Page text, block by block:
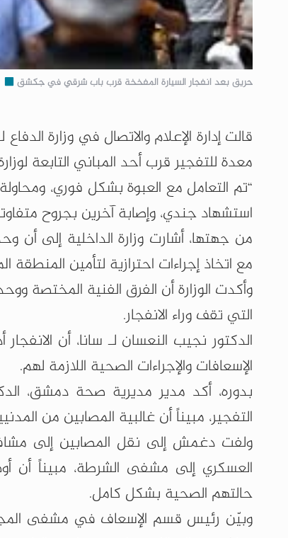
حريق بعد انفجار السيارة المفخخة قرب باب شرقي في جكشق
قالت إدارة الإعلام والاتصال في وزارة
معدة للتفجير قرب أحد المباني التابعة
“‏تم التعامل مع العبوة بشكل فوري،
استشهاد جندي، وإصابة آخرين بجروح
من جهتها، أشارت وزارة الداخلية إلى أن
مع اتخاذ إجراءات احترازية لتأمين
وأكدت الوزارة أن الفرق الفنية المختصة
التي تقف وراء الانفجار.‏
الإسعافات والإجراءات الصحية اللازمة لهم.
بدوره، أكد مدير مديرية صحة دمشق،
التفجير، مبيناً أن غالبية المصابين من
ولفت دغمش إلى نقل المصابين إلى
العسكري إلى مشفى الشرطة، مبيناً أن
حالتهم الصحية بشكل كامل.
وبيّن رئيس قسم الإسعاف في مشفى